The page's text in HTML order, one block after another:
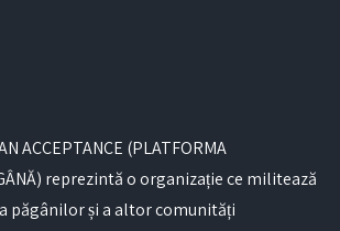
ACCEPTANCE (PLATFORMA
reprezintă o organizație ce militează
păgânilor și a altor comunități